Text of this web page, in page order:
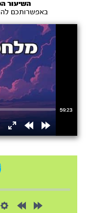
השיעור
באפשרותכם
59:23
EnterRewindForward